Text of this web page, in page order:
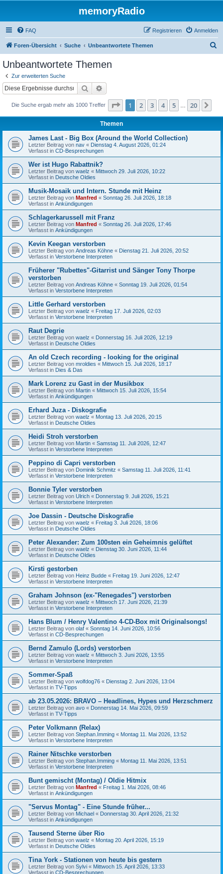
memoryRadio
FAQ Anmelden
Registrieren
Foren-Übersicht Suche Unbeantwortete Themen
Unbeantwortete Themen
Zur erweiterten Suche
Suche
Die Suche ergab mehr als 1000 Treffer Seite 1von 20
1 2 3 4 5 20
Themen
James Last - Big Box (Around the World Collection)
Letzter Beitrag von nav « Dienstag 4. August 2026, 01:24
Verfasst in CD-Besprechungen
Wer ist Hugo Rabattnik?
Letzter Beitrag von waelz « Mittwoch 29. Juli 2026, 10:22
Verfasst in Deutsche Oldies
Musik-Mosaik und Intern. Stunde mit Heinz
Letzter Beitrag von Manfred « Sonntag 26. Juli 2026, 18:18
Verfasst in Ankündigungen
Schlagerkarussell mit Franz
Letzter Beitrag von Manfred « Sonntag 26. Juli 2026, 17:46
Verfasst in Ankündigungen
Kevin Keegan verstorben
Letzter Beitrag von Andreas Köhne « Dienstag 21. Juli 2026, 20:52
Verfasst in Verstorbene Interpreten
Früherer "Rubettes"-Gitarrist und Sänger Tony Thorpe
verstorben
Letzter Beitrag von Andreas Köhne « Sonntag 19. Juli 2026, 01:54
Verfasst in Verstorbene Interpreten
Little Gerhard verstorben
Letzter Beitrag von waelz « Freitag 17. Juli 2026, 02:03
Verfasst in Verstorbene Interpreten
Raut Degrie
Letzter Beitrag von waelz « Donnerstag 16. Juli 2026, 12:19
Verfasst in Deutsche Oldies
An old Czech recording - looking for the original
Letzter Beitrag von mroldies « Mittwoch 15. Juli 2026, 18:17
Verfasst in Dies & Das
Mark Lorenz zu Gast in der Musikbox
Letzter Beitrag von Martin « Mittwoch 15. Juli 2026, 15:54
Verfasst in Ankündigungen
Erhard Juza - Diskografie
Letzter Beitrag von waelz « Montag 13. Juli 2026, 20:15
Verfasst in Deutsche Oldies
Heidi Stroh verstorben
Letzter Beitrag von Martin « Samstag 11. Juli 2026, 12:47
Verfasst in Verstorbene Interpreten
Peppino di Capri verstorben
Letzter Beitrag von Dominik Schmitz « Samstag 11. Juli 2026, 11:41
Verfasst in Verstorbene Interpreten
Bonnie Tyler verstorben
Letzter Beitrag von Ulrich « Donnerstag 9. Juli 2026, 15:21
Verfasst in Verstorbene Interpreten
Joe Dassin - Deutsche Diskografie
Letzter Beitrag von waelz « Freitag 3. Juli 2026, 18:06
Verfasst in Deutsche Oldies
Peter Alexander: Zum 100sten ein Geheimnis gelüftet
Letzter Beitrag von waelz « Dienstag 30. Juni 2026, 11:44
Verfasst in Deutsche Oldies
Kirsti gestorben
Letzter Beitrag von Heinz Budde « Freitag 19. Juni 2026, 12:47
Verfasst in Verstorbene Interpreten
Graham Johnson (ex-"Renegades") verstorben
Letzter Beitrag von waelz « Mittwoch 17. Juni 2026, 21:39
Verfasst in Verstorbene Interpreten
Hans Blum / Henry Valentino 4-CD-Box mit Originalsongs!
Letzter Beitrag von olaf « Sonntag 14. Juni 2026, 10:56
Verfasst in CD-Besprechungen
Bernd Zamulo (Lords) verstorben
Letzter Beitrag von waelz « Mittwoch 3. Juni 2026, 13:55
Verfasst in Verstorbene Interpreten
Sommer-Spaß
Letzter Beitrag von wolfdog76 « Dienstag 2. Juni 2026, 13:04
Verfasst in TV-Tipps
ab 23.05.2026: BRAVO – Headlines, Hypes und Herzschmerz
Letzter Beitrag von avo « Donnerstag 14. Mai 2026, 09:59
Verfasst in TV-Tipps
Peter Volkmann (Relax)
Letzter Beitrag von Stephan.Imming « Montag 11. Mai 2026, 13:52
Verfasst in Verstorbene Interpreten
Rainer Nitschke verstorben
Letzter Beitrag von Stephan.Imming « Montag 11. Mai 2026, 13:51
Verfasst in Verstorbene Interpreten
Bunt gemischt (Montag) / Oldie Hitmix
Letzter Beitrag von Manfred « Freitag 1. Mai 2026, 08:46
Verfasst in Ankündigungen
"Servus Montag" - Eine Stunde früher...
Letzter Beitrag von Michael « Donnerstag 30. April 2026, 21:32
Verfasst in Ankündigungen
Tausend Sterne über Rio
Letzter Beitrag von waelz « Montag 20. April 2026, 15:19
Verfasst in Deutsche Oldies
Tina York - Stationen von heute bis gestern
Letzter Beitrag von Sylvi « Mittwoch 15. April 2026, 13:33
Verfasst in CD-Besprechungen